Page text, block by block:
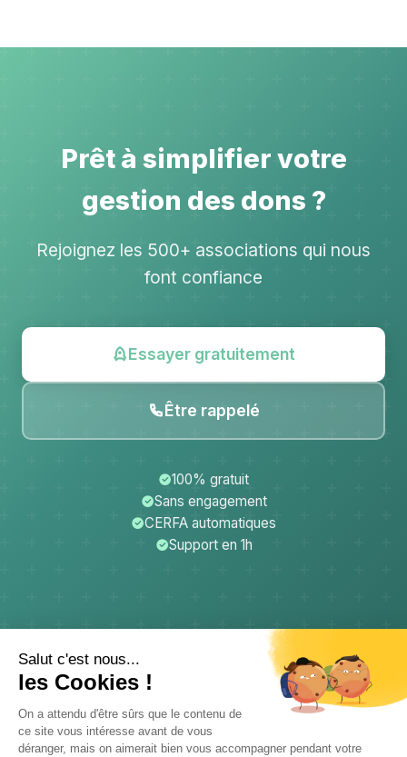
Prêt à simplifier votre
gestion des dons ?
Rejoignez les 500+ associations qui nous
font confiance
Essayer gratuitement
Être rappelé
100% gratuit
Sans engagement
CERFA automatiques
Support en 1h
CerfApp
DonateursMentions légalesConfidentialité